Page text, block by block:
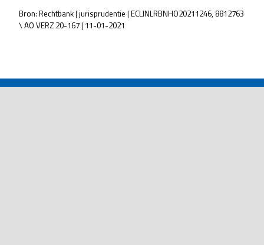
Bron: Rechtbank | jurisprudentie | ECLINLRBNHO20211246, 8812763
\ AO VERZ 20-167 | 11-01-2021
NAVIGATION